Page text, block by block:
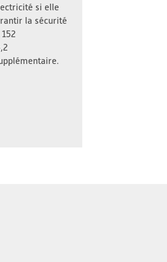
si elle
la sécurité